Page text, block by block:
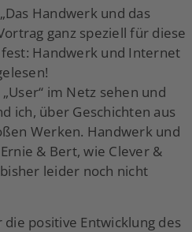
Handwerk und das
ganz speziell für diese
Handwerk und Internet
im Netz sehen und
ich, über Geschichten aus
Werken. Handwerk und
& Bert, wie Clever &
leider noch nicht
positive Entwicklung des